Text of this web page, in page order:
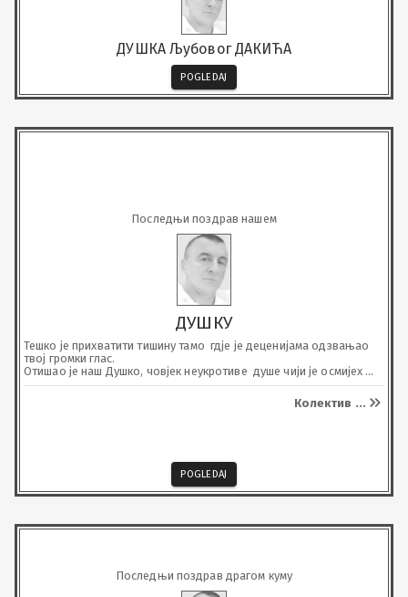
ДУШКА Љубовог ДАКИЋА
POGLEDAJ
Последњи поздрав нашем
ДУШКУ
Тешко је прихватити тишину тамо  гдје је деценијама одзвањао
твој громки глас.
Отишао је наш Душко, човјек неукротиве  душе чији је осмијех
био снага свима нама. Наш колега, наш „дискретни херој“
осјећао је свачију муку као своју. У  тренутцима када су
одлучивале секунде успијевао је да буде врхунски
Био је очинска фигура за младе колеге, увијек спреман да
Данас су хладни и пусти  ходници Хитне.  Само тишина.
непреболна празнина.
Вози мирно кроз вјечност, а ми ћемо те носити као вјечно
Колектив ...
POGLEDAJ
Последњи поздрав драгом куму